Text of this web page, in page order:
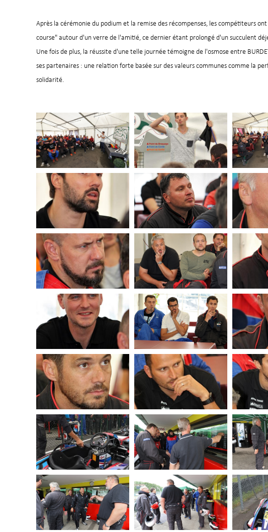
Après la cérémonie du podium et la remise des récompenses, les compétiteurs
course" autour d'un verre de l'amitié, ce dernier étant prolongé d'un succulent
Une fois de plus, la réussite d'une telle journée témoigne de l'osmose entre
ses partenaires : une relation forte basée sur des valeurs communes comme la
solidarité.